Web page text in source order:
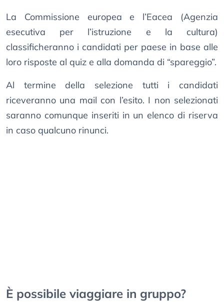
La Commissione europea e l’Eacea (Agenzia
esecutiva per l’istruzione e la cultura)
classificheranno i candidati per paese in base alle
loro risposte al quiz e alla domanda di “spareggio”.
Al termine della selezione tutti i candidati
riceveranno una mail con l’esito. I non selezionati
saranno comunque inseriti in un elenco di riserva
in caso qualcuno rinunci.
È possibile viaggiare in gruppo?